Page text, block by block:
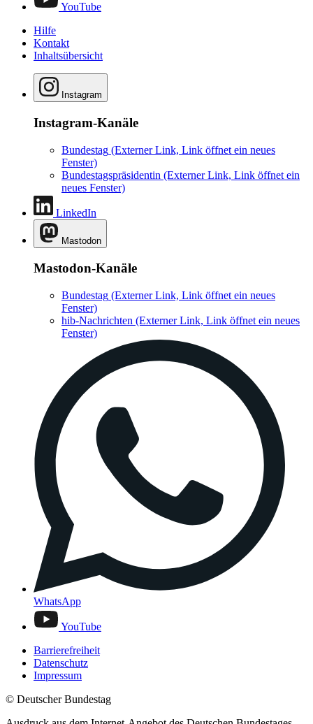
YouTube
Hilfe
Kontakt
Inhaltsübersicht
Instagram
Instagram-Kanäle
Bundestag (Externer Link, Link öffnet ein neues
Fenster)
Bundestagspräsidentin (Externer Link, Link öffnet ein
neues Fenster)
LinkedIn
Mastodon
Mastodon-Kanäle
Bundestag (Externer Link, Link öffnet ein neues
Fenster)
hib-Nachrichten (Externer Link, Link öffnet ein neues
Fenster)
WhatsApp
YouTube
Barrierefreiheit
Datenschutz
Impressum
© Deutscher Bundestag